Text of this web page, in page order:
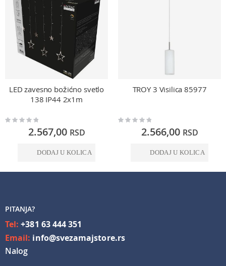
LED zavesno božićno svetlo
138 IP44 2x1m
Rating:
2.567,00 RSD
DODAJ U KOLICA
TROY 3 Visilica 85977
Rating:
2.566,00 RSD
DODAJ U KOLICA
PITANJA?
Tel:+381 63 444 351
Email: info@svezamajstore.rs
Nalog